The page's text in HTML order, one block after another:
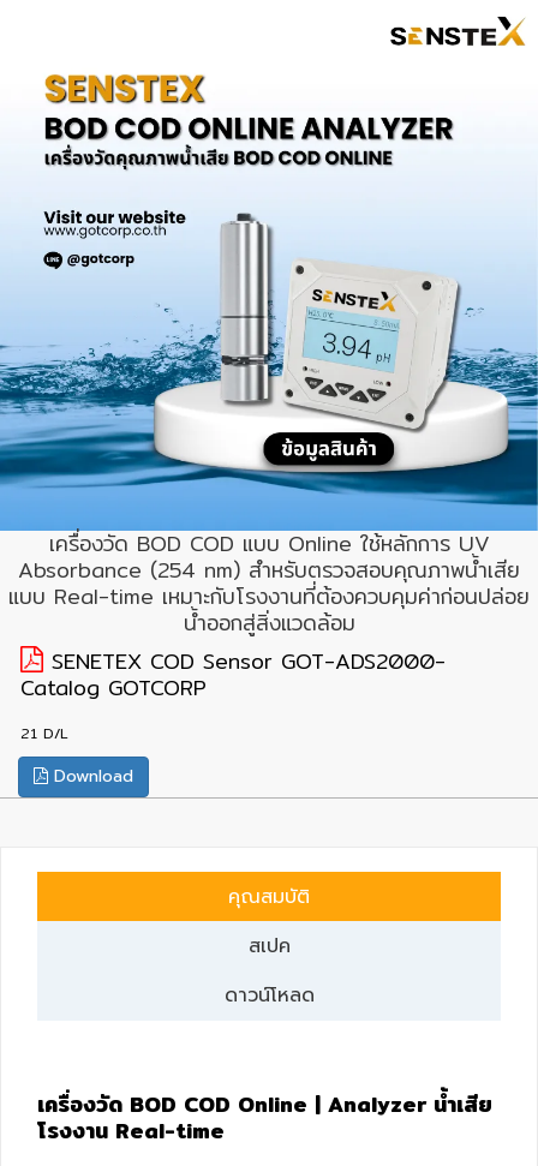
ระบบ
ป้องกัน
มลพิษ)
INSTRUMENT
AUTOMATIONS
คุม
และ
ระบบ
อัตโนมัติ)
วัด
คุณภาพ
น้ำ
และ
(Water
Analyzer
Sensors)
BLOWER
PNEUMATIC
(มอเตอร์
เกียร์
เครื่องวัด BOD COD แบบ Online ใช้หลักการ UV
Absorbance (254 nm) สำหรับตรวจสอบคุณภาพน้ำเสีย
แบบ Real-time เหมาะกับโรงงานที่ต้องควบคุมค่าก่อนปล่อย
น้ำออกสู่สิ่งแวดล้อม
SENETEX COD Sensor GOT-ADS2000-
Catalog GOTCORP
21 D/L
Download
คุณสมบัติ
สเปค
ดาวน์โหลด
เครื่องวัด BOD COD Online | Analyzer น้ำเสีย
โรงงาน Real-time